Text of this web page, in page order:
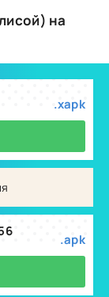
на
.xapk
.apk